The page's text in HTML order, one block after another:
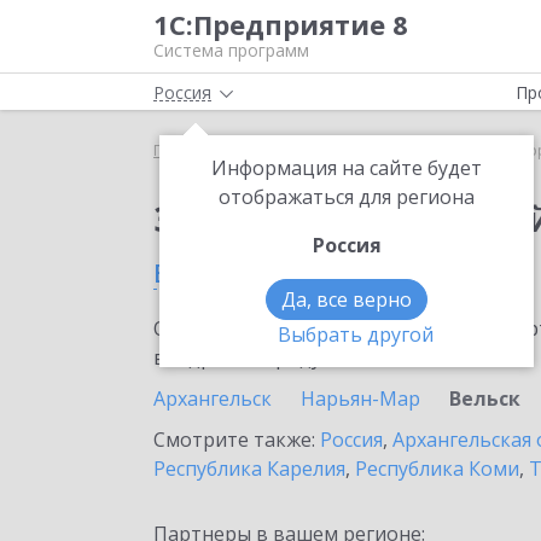
1С:Предприятие 8
Система программ
Россия
Информация на сайте будет
отображаться для региона
Россия
Да, все верно
Выбрать другой
Главная
Заказать
в Вельске
Ознакомьтесь с информационными
внедрение продукта.
Архангельск
Нарьян-Мар Вельск
Смотрите также: Россия, Архангельская
Республика Карелия, Республика Коми,
Партнеры в вашем регионе: